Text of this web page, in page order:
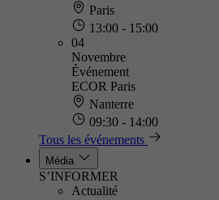
Paris
13:00 - 15:00
04
Novembre
Événement
ECOR Paris
Nanterre
09:30 - 14:00
Tous les événements
Média
S’INFORMER
Actualité